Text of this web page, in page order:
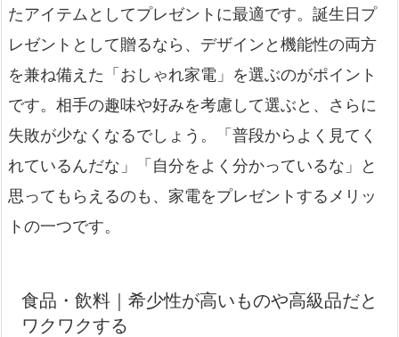
たアイテムとしてプレゼントに最適です。誕生日プ
レゼントとして贈るなら、デザインと機能性の両方
を兼ね備えた「おしゃれ家電」を選ぶのがポイント
です。相手の趣味や好みを考慮して選ぶと、さらに
失敗が少なくなるでしょう。「普段からよく見てく
れているんだな」「自分をよく分かっているな」と
思ってもらえるのも、家電をプレゼントするメリッ
トの一つです。
食品・飲料｜希少性が高いものや高級品だと
ワクワクする